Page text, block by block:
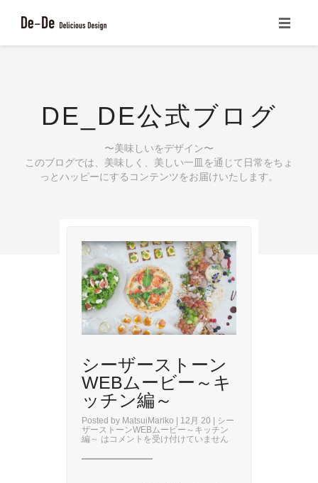
サービス一覧
ブログ
DE_DE公式ブログ
〜美味しいをデザイン〜
このブログでは、美味しく、美しい一皿を通じて日常をちょ
っとハッピーにするコンテンツをお届けいたします。
シーザーストーン
WEBムービー～キ
ッチン編～
Posted by MatsuiMariko | 12月 20 | シー
ザーストーンWEBムービー～キッチン
編～ は コメントを受け付けていません